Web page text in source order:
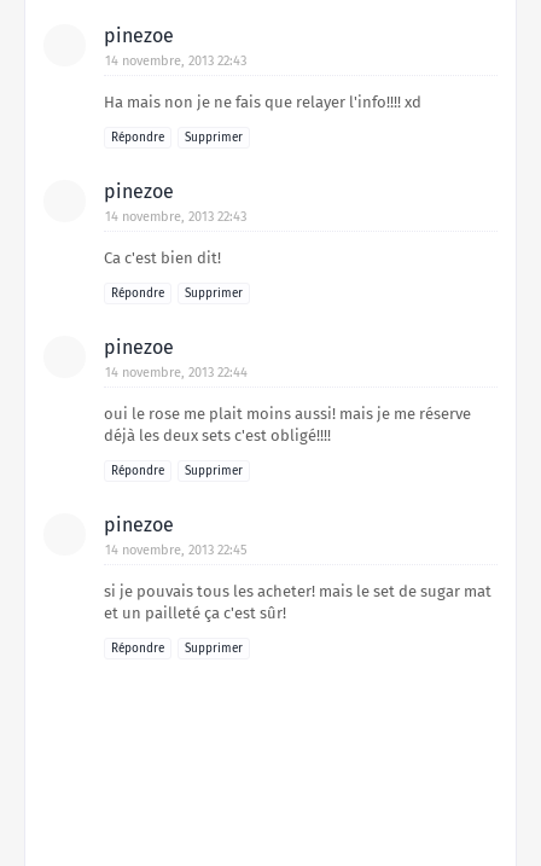
pinezoe
14 novembre, 2013 22:43
Ha mais non je ne fais que relayer l'info!!!! xd
Répondre Supprimer
pinezoe
14 novembre, 2013 22:43
Ca c'est bien dit!
Répondre Supprimer
pinezoe
14 novembre, 2013 22:44
oui le rose me plait moins aussi! mais je me réserve
déjà les deux sets c'est obligé!!!!
Répondre Supprimer
pinezoe
14 novembre, 2013 22:45
si je pouvais tous les acheter! mais le set de sugar mat
et un pailleté ça c'est sûr!
Répondre Supprimer